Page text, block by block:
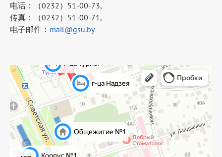
电话：（0232）51-00-73,
传真：（0232）51-00-71,
电子邮件： mail@gsu.by